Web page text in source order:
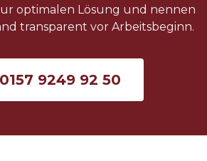
optimalen Lösung und nennen
transparent vor Arbeitsbeginn.
0157 9249 92 50